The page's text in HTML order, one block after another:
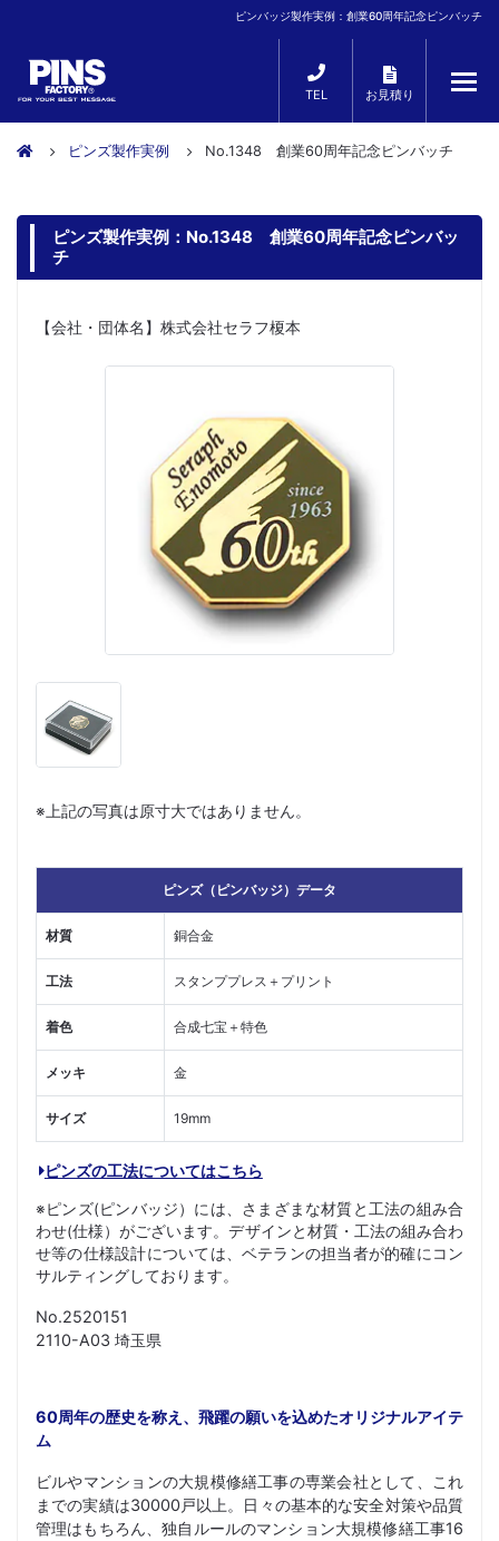
ピンバッジ製作実例：創業60周年記念ピンバッチ
TEL お見積り
ピンズ製作実例 No.1348 創業60周年記念ピンバッチ
ピンズ製作実例：No.1348 創業60周年記念ピンバッ
チ
【会社・団体名】株式会社セラフ榎本
※上記の写真は原寸大ではありません。
ピンズ（ピンバッジ）データ
材質 銅合金
工法 スタンププレス＋プリント
着色 合成七宝＋特色
メッキ 金
サイズ 19mm
ピンズの工法についてはこちら
※ピンズ(ピンバッジ）には、さまざまな材質と工法の組み合
わせ(仕様）がございます。デザインと材質・工法の組み合わ
せ等の仕様設計については、ベテランの担当者が的確にコン
サルティングしております。
No.2520151
2110-A03 埼玉県
60周年の歴史を称え、飛躍の願いを込めたオリジナルアイテ
ム
ビルやマンションの大規模修繕工事の専業会社として、これ
までの実績は30000戸以上。日々の基本的な安全対策や品質
管理はもちろん、独自ルールのマンション大規模修繕工事16